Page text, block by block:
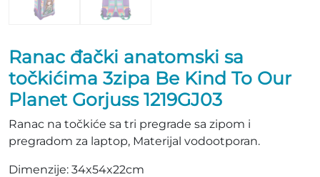
Ranac đački anatomski sa
točkićima 3zipa Be Kind To Our
Planet Gorjuss 1219GJ03
Ranac na točkiće sa tri pregrade sa zipom i
pregradom za laptop, Materijal vodootporan.
Dimenzije: 34x54x22cm